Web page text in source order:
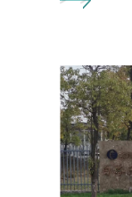
污泥干化